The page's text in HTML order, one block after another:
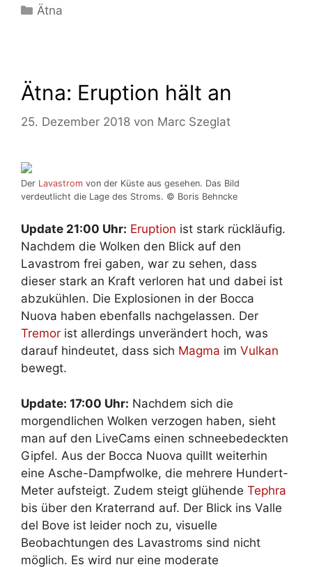
Kategorien
Ätna
Ätna: Eruption hält an
25. Dezember 2018 von Marc Szeglat
Der Lavastrom von der Küste aus gesehen. Das Bild
verdeutlicht die Lage des Stroms. © Boris Behncke
Update 21:00 Uhr: Eruption ist stark rückläufig.
Nachdem die Wolken den Blick auf den
Lavastrom frei gaben, war zu sehen, dass
dieser stark an Kraft verloren hat und dabei ist
abzukühlen. Die Explosionen in der Bocca
Nuova haben ebenfalls nachgelassen. Der
Tremor ist allerdings unverändert hoch, was
darauf hindeutet, dass sich Magma im Vulkan
bewegt.
Update: 17:00 Uhr: Nachdem sich die
morgendlichen Wolken verzogen haben, sieht
man auf den LiveCams einen schneebedeckten
Gipfel. Aus der Bocca Nuova quillt weiterhin
eine Asche-Dampfwolke, die mehrere Hundert-
Meter aufsteigt. Zudem steigt glühende Tephra
bis über den Kraterrand auf. Der Blick ins Valle
del Bove ist leider noch zu, visuelle
Beobachtungen des Lavastroms sind nicht
möglich. Es wird nur eine moderate